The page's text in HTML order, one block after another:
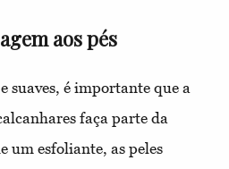
aos pés
suaves, é importante que a
faça parte da
um esfoliante, as peles